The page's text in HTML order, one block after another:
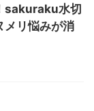
sakuraku水切
メリ悩みが消